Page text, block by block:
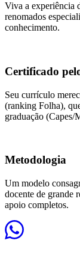
Viva a experiência
renomados
conhecimento.
Certificado
Seu currículo
(ranking Folha),
graduação (Capes/
Metodologia
Um modelo
docente de grande
apoio completos.